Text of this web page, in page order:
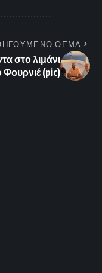
ΘΕΜΑ
στο λιμάνι
Φουρνιέ (pic)